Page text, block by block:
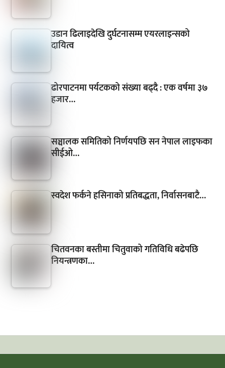
उडान ढिलाइदेखि दुर्घटनासम्म एयरलाइन्सको
दायित्व
ढोरपाटनमा पर्यटकको संख्या बढ्दै : एक वर्षमा ३७
हजार…
सञ्चालक समितिको निर्णयपछि सन नेपाल लाइफका
सीईओ…
स्वदेश फर्कने हसिनाको प्रतिबद्धता, निर्वासनबाटै…
चितवनका बस्तीमा चितुवाको गतिविधि बढेपछि
नियन्त्रणका…